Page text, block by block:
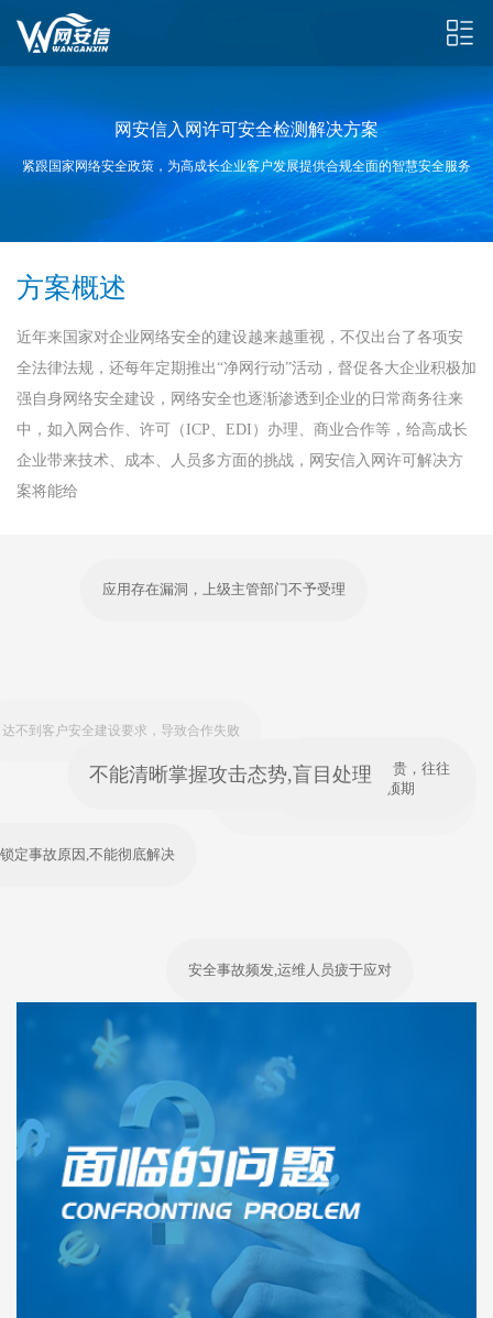
网安信入网许可安全检测解决方案
紧跟国家网络安全政策，为高成长企业客户发展提供合规全面的智慧安全服务
方案概述
近年来国家对企业网络安全的建设越来越重视，不仅出台了各项安
全法律法规，还每年定期推出“净网行动”活动，督促各大企业积极加
强自身网络安全建设，网络安全也逐渐渗透到企业的日常商务往来
中，如入网合作、许可（ICP、EDI）办理、商业合作等，给高成长
企业带来技术、成本、人员多方面的挑战，网安信入网许可解决方
案将能给
客户安全建设要求，导致合作失败
应用存在漏洞，上级主管部门不予受理
往超出企业预期
安全事故频发,运维人员疲于应对
锁定事故原因,不能彻底解决
不能清晰掌握攻击态势,盲目处理